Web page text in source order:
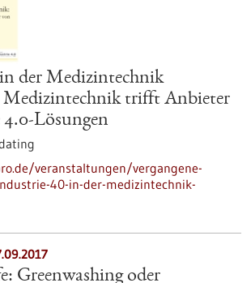
der Medizintechnik
Medizintechnik trifft Anbieter
Lösungen
veranstaltungen/vergangene-
40-in-der-medizintechnik-
Greenwashing oder